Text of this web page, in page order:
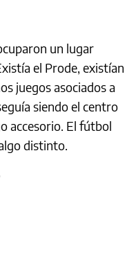
un lugar
el Prode, existían
juegos asociados a
siendo el centro
accesorio. El fútbol
distinto.